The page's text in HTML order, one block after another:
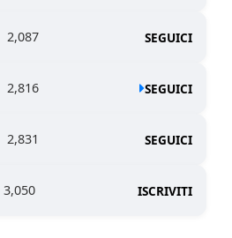
2,087 SEGUICI
2,816 SEGUICI
2,831 SEGUICI
3,050 ISCRIVITI